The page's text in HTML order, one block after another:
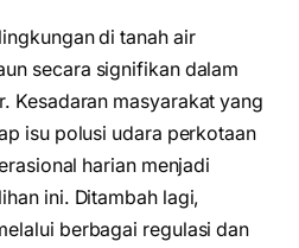
di tanah air
secara signifikan dalam
Kesadaran masyarakat yang
isu polusi udara perkotaan
harian menjadi
ini. Ditambah lagi,
berbagai regulasi dan